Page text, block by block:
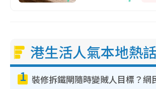
港生活人氣本地熱話
1